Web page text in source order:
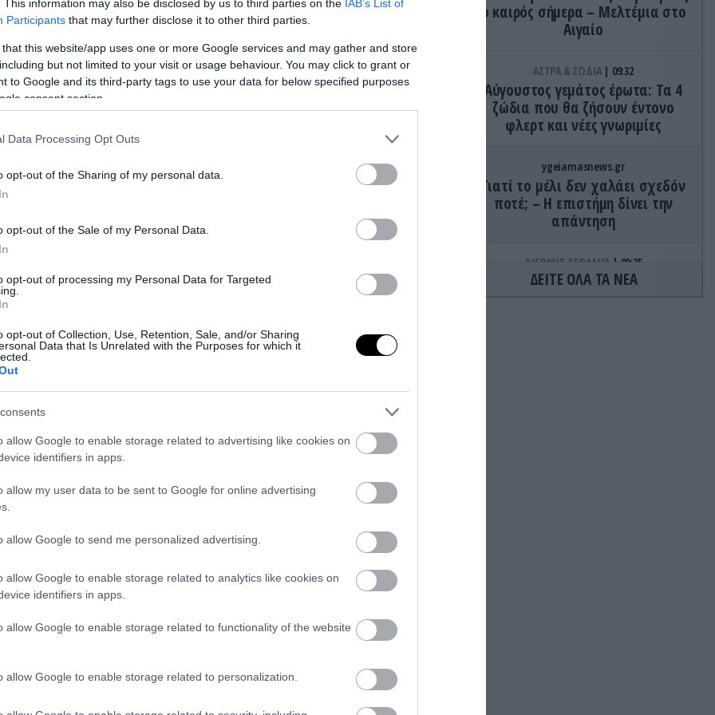
This information may also be disclosed by us to third parties on the IAB’s List of
Participants that may further disclose it to other third parties.
that this website/app uses one or more Google services and may gather and store
but not limited to your visit or usage behaviour. You may click to grant or
to Google and its third-party tags to use your data for below specified purposes
consent section.
Data Processing Opt Outs
opt-out of the Sharing of my personal data.
opt-out of the Sale of my Personal Data.
opt-out of processing my Personal Data for Targeted
opt-out of Collection, Use, Retention, Sale, and/or Sharing
Data that Is Unrelated with the Purposes for which it
allow Google to enable storage related to advertising like cookies on
identifiers in apps.
allow my user data to be sent to Google for online advertising
allow Google to send me personalized advertising.
allow Google to enable storage related to analytics like cookies on
identifiers in apps.
allow Google to enable storage related to functionality of the website
allow Google to enable storage related to personalization.
τα διαθέσιμα στοιχεία, οι επιστροφές αφορούν
ποσό περίπου 16,3 εκατομμυρίων ευρώ και
ή αποδεικτικά στοιχεία για τις αιτήσεις και τις
έχει ήδη ξεκινήσει ευρύτερη διαδικασία
για την περίοδο 2019–2022, που αφορά περίπου
αυτή εκτιμάται ότι οι προς ανάκτηση
υπερβαίνουν τα 106 εκατομμύρια ευρώ, με τους
έχουν δικαίωμα να υποβάλουν ενστάσεις έως τις 28
στοιχεία που να τεκμηριώνουν την
τους.
δεν γίνουν δεκτές, τα ποσά θα αναζητηθούν
αγροτικές ενισχύσεις.
αγρότες και παραγωγοί εκφράζουν έντονη
κάνοντας λόγο για ασάφειες στα ειδοποιητήρια και
πληροφόρησης.
τα αγροτεμάχια ή οι λόγοι απόρριψης, γεγονός που
σύγχυση και ανησυχία.
της ΑΑΔΕ βασίζονται σε διοικητικούς, επιτόπιους και
μηχανογραφικούς ελέγχους, κατά τους οποίους
ο καιρός σήμερα – Μελτέμια στο
Αιγαίο
ΑΣΤΡΑ & ΖΩΔΙΑ 09:32
Αύγουστος γεμάτος έρωτα: Τα 4
ζώδια που θα ζήσουν έντονο
φλερτ και νέες γνωριμίες
ygeiamasnews.gr
Γιατί το μέλι δεν χαλάει σχεδόν
ποτέ; – Η επιστήμη δίνει την
απάντηση
ΔΙΕΘΝΗΣ ΑΣΦΑΛΕΙΑ 09:25
Μ.Πεζεσκιάν: «Τώρα είναι η
καλύτερη ώρα για συμφωνία» –
ΔΕΙΤΕ ΟΛΑ ΤΑ ΝΕΑ